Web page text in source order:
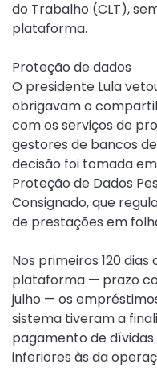
do Trabalho (CLT),
plataforma.
Proteção de dados
O presidente Lula
obrigavam o
com os serviços de
gestores de bancos
decisão foi tomada
Proteção de Dados
Consignado, que
de prestações em
Nos primeiros 120
plataforma — prazo
julho — os
sistema tiveram a
pagamento de
inferiores às da